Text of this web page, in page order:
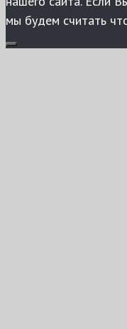
мы будем считать